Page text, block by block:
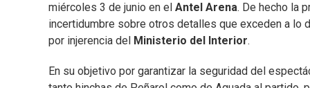
miércoles 3 de junio en el Antel Arena. De hecho la
incertidumbre sobre otros detalles que exceden a lo
por injerencia del
Ministerio del Interior.
En su objetivo por garantizar la seguridad del